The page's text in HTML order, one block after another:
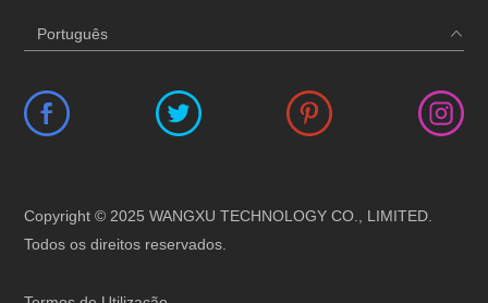
Copyright © 2025 WANGXU TECHNOLOGY CO., LIMITED.
Todos os direitos reservados.